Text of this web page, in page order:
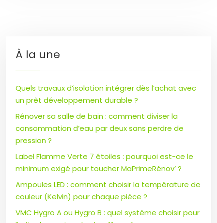
À la une
Quels travaux d’isolation intégrer dès l’achat avec
un prêt développement durable ?
Rénover sa salle de bain : comment diviser la
consommation d’eau par deux sans perdre de
pression ?
Label Flamme Verte 7 étoiles : pourquoi est-ce le
minimum exigé pour toucher MaPrimeRénov’ ?
Ampoules LED : comment choisir la température de
couleur (Kelvin) pour chaque pièce ?
VMC Hygro A ou Hygro B : quel système choisir pour